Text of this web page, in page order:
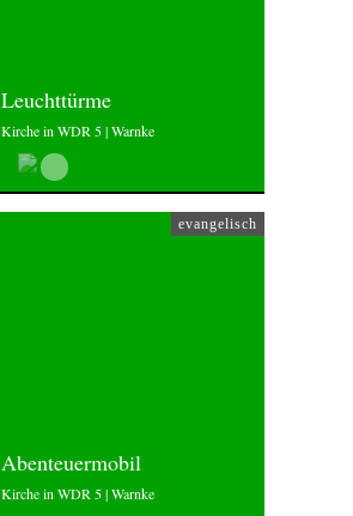
Leuchttürme
Kirche in WDR 5 | Warnke
evangelisch
Abenteuermobil
Kirche in WDR 5 | Warnke